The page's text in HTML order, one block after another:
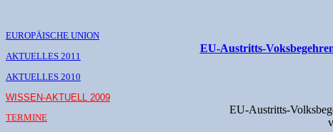
EUROPÄISCHE UNION
AKTUELLES 2011
AKTUELLES 2010
WISSEN-AKTUELL 2009
TERMINE
EU-Austritts-
EU-Austritts-